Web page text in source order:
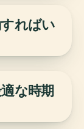
ればい
な時期